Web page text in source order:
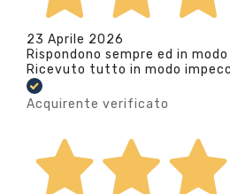
23 Aprile 2026
Rispondono sempre ed in
Ricevuto tutto in modo
Acquirente verificato